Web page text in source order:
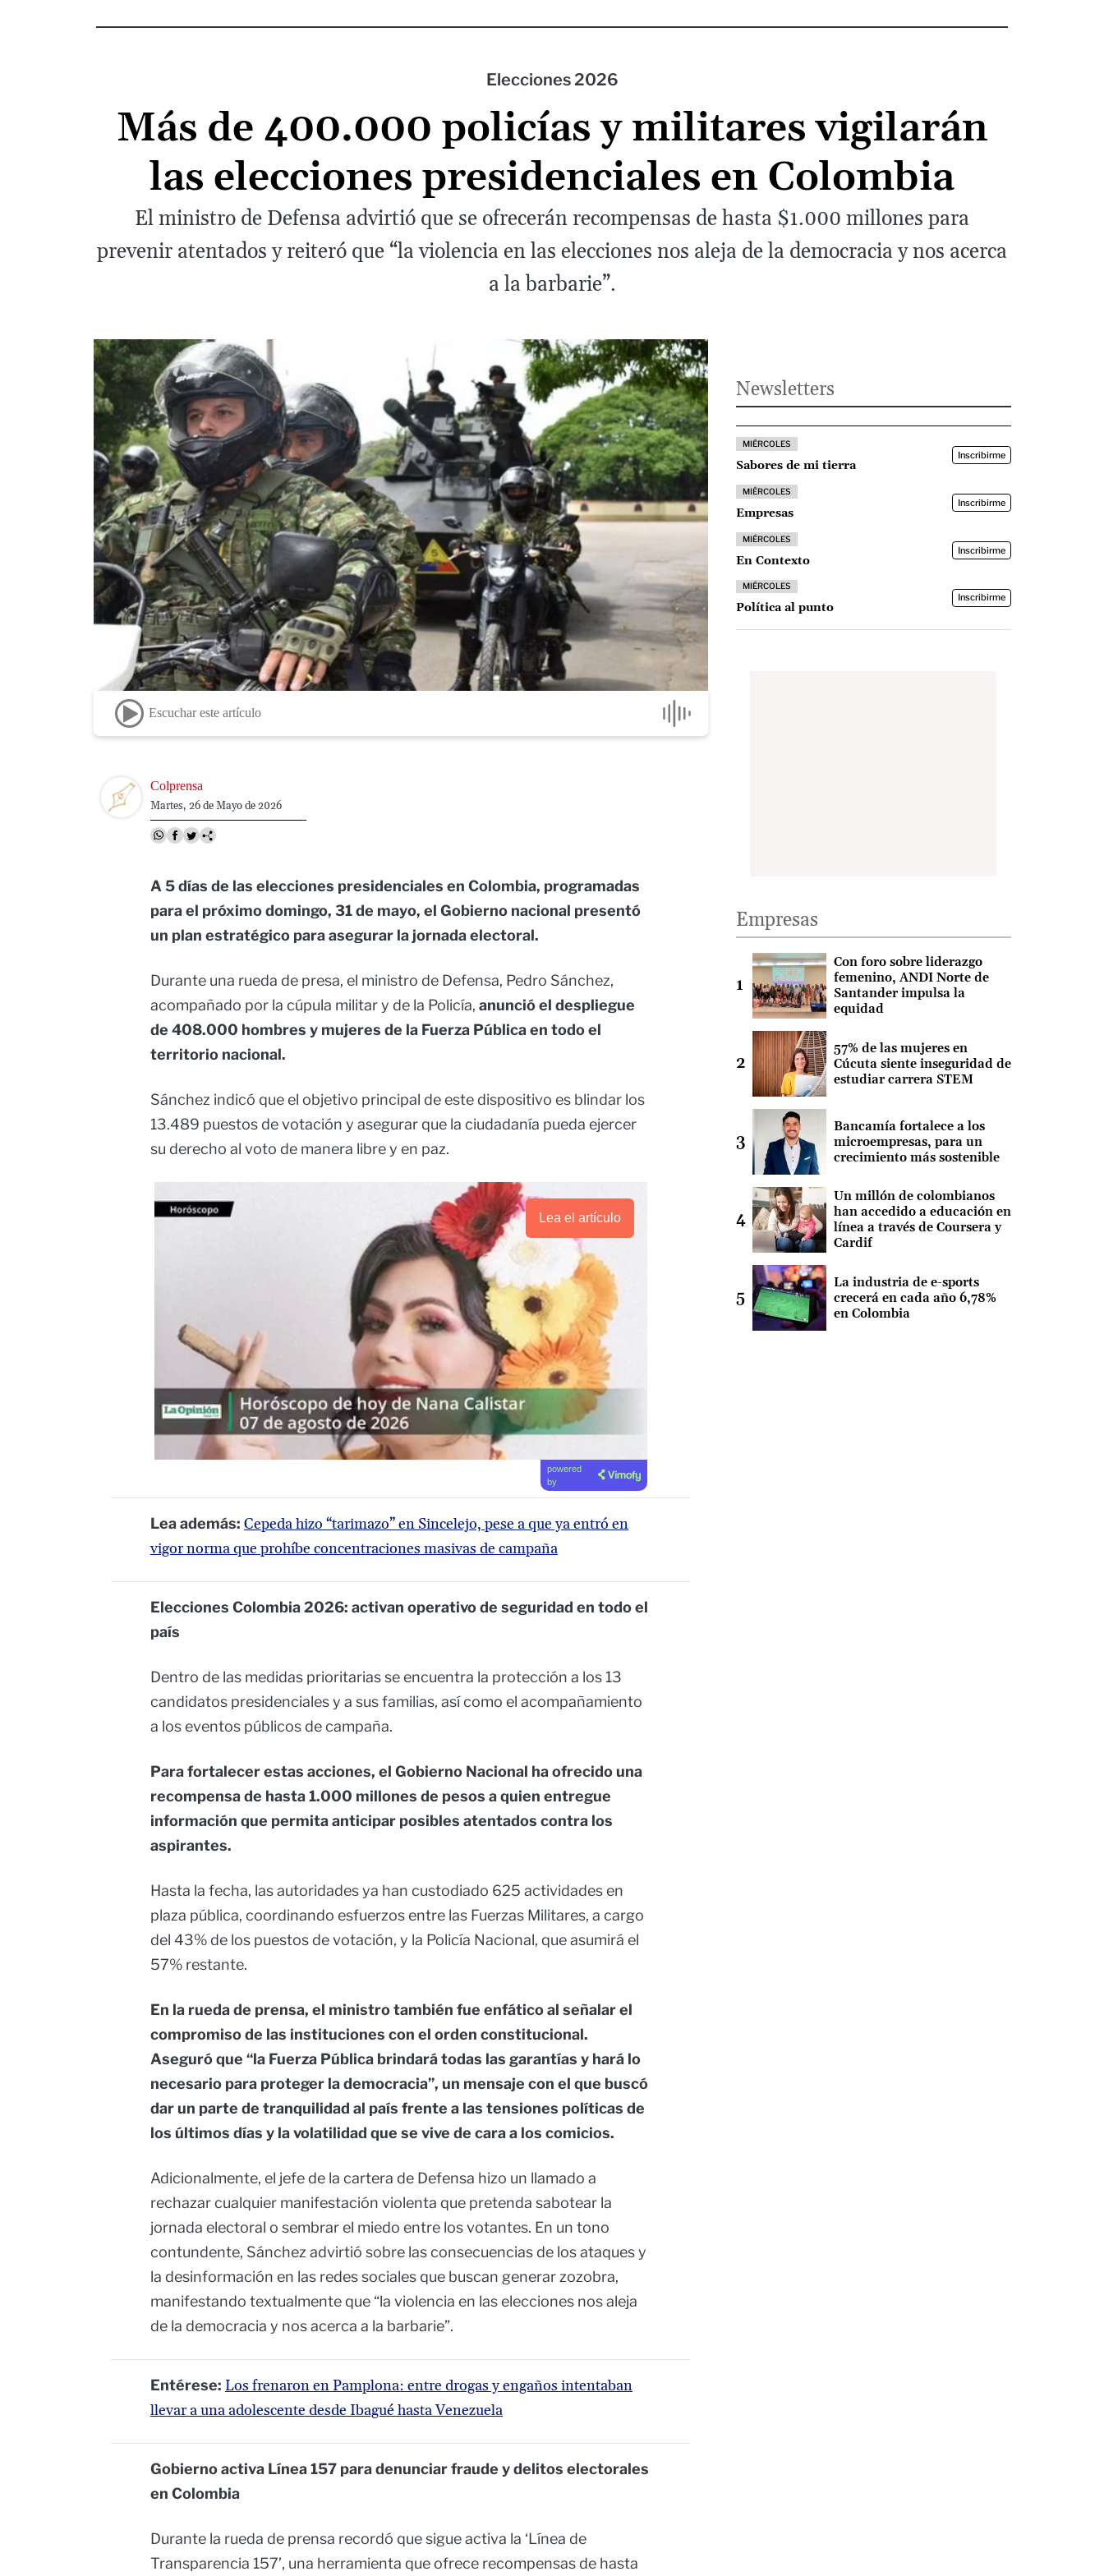
Elecciones 2026
Más de 400.000 policías y militares vigilarán
las elecciones presidenciales en Colombia
El ministro de Defensa advirtió que se ofrecerán recompensas de hasta $1.000 millones para
prevenir atentados y reiteró que “la violencia en las elecciones nos aleja de la democracia y nos acerca
a la barbarie”.
Escuchar este artículo
Image Colprensa
Martes, 26 de Mayo de 2026
A 5 días de las elecciones presidenciales en Colombia, programadas
para el próximo domingo, 31 de mayo, el Gobierno nacional presentó
un plan estratégico para asegurar la jornada electoral.
Durante una rueda de presa, el ministro de Defensa, Pedro Sánchez,
acompañado por la cúpula militar y de la Policía, anunció el despliegue
de 408.000 hombres y mujeres de la Fuerza Pública en todo el
territorio nacional.
Sánchez indicó que el objetivo principal de este dispositivo es blindar los
13.489 puestos de votación y asegurar que la ciudadanía pueda ejercer
su derecho al voto de manera libre y en paz.
Lea el artículo
powered
by
Lea además: Cepeda hizo “tarimazo” en Sincelejo, pese a que ya entró en
vigor norma que prohíbe concentraciones masivas de campaña
Elecciones Colombia 2026: activan operativo de seguridad en todo el
país
Dentro de las medidas prioritarias se encuentra la protección a los 13
candidatos presidenciales y a sus familias, así como el acompañamiento
a los eventos públicos de campaña.
Para fortalecer estas acciones, el Gobierno Nacional ha ofrecido una
recompensa de hasta 1.000 millones de pesos a quien entregue
información que permita anticipar posibles atentados contra los
aspirantes.
Hasta la fecha, las autoridades ya han custodiado 625 actividades en
plaza pública, coordinando esfuerzos entre las Fuerzas Militares, a cargo
del 43% de los puestos de votación, y la Policía Nacional, que asumirá el
57% restante.
En la rueda de prensa, el ministro también fue enfático al señalar el
compromiso de las instituciones con el orden constitucional.
Aseguró que “la Fuerza Pública brindará todas las garantías y hará lo
necesario para proteger la democracia”, un mensaje con el que buscó
dar un parte de tranquilidad al país frente a las tensiones políticas de
los últimos días y la volatilidad que se vive de cara a los comicios.
Adicionalmente, el jefe de la cartera de Defensa hizo un llamado a
rechazar cualquier manifestación violenta que pretenda sabotear la
jornada electoral o sembrar el miedo entre los votantes. En un tono
contundente, Sánchez advirtió sobre las consecuencias de los ataques y
la desinformación en las redes sociales que buscan generar zozobra,
manifestando textualmente que “la violencia en las elecciones nos aleja
de la democracia y nos acerca a la barbarie”.
Entérese: Los frenaron en Pamplona: entre drogas y engaños intentaban
llevar a una adolescente desde Ibagué hasta Venezuela
Gobierno activa Línea 157 para denunciar fraude y delitos electorales
en Colombia
Durante la rueda de prensa recordó que sigue activa la ‘Línea de
Transparencia 157’, una herramienta que ofrece recompensas de hasta
Newsletters
MIÉRCOLES
Sabores de mi tierra
Inscribirme
MIÉRCOLES
Empresas
Inscribirme
MIÉRCOLES
En Contexto
Inscribirme
MIÉRCOLES
Política al punto
Inscribirme
Empresas
Con foro sobre liderazgo
femenino, ANDI Norte de
Santander impulsa la
equidad
57% de las mujeres en
Cúcuta siente inseguridad de
estudiar carrera STEM
Bancamía fortalece a los
microempresas, para un
crecimiento más sostenible
Un millón de colombianos
han accedido a educación en
línea a través de Coursera y
Cardif
La industria de e-sports
crecerá en cada año 6,78%
en Colombia